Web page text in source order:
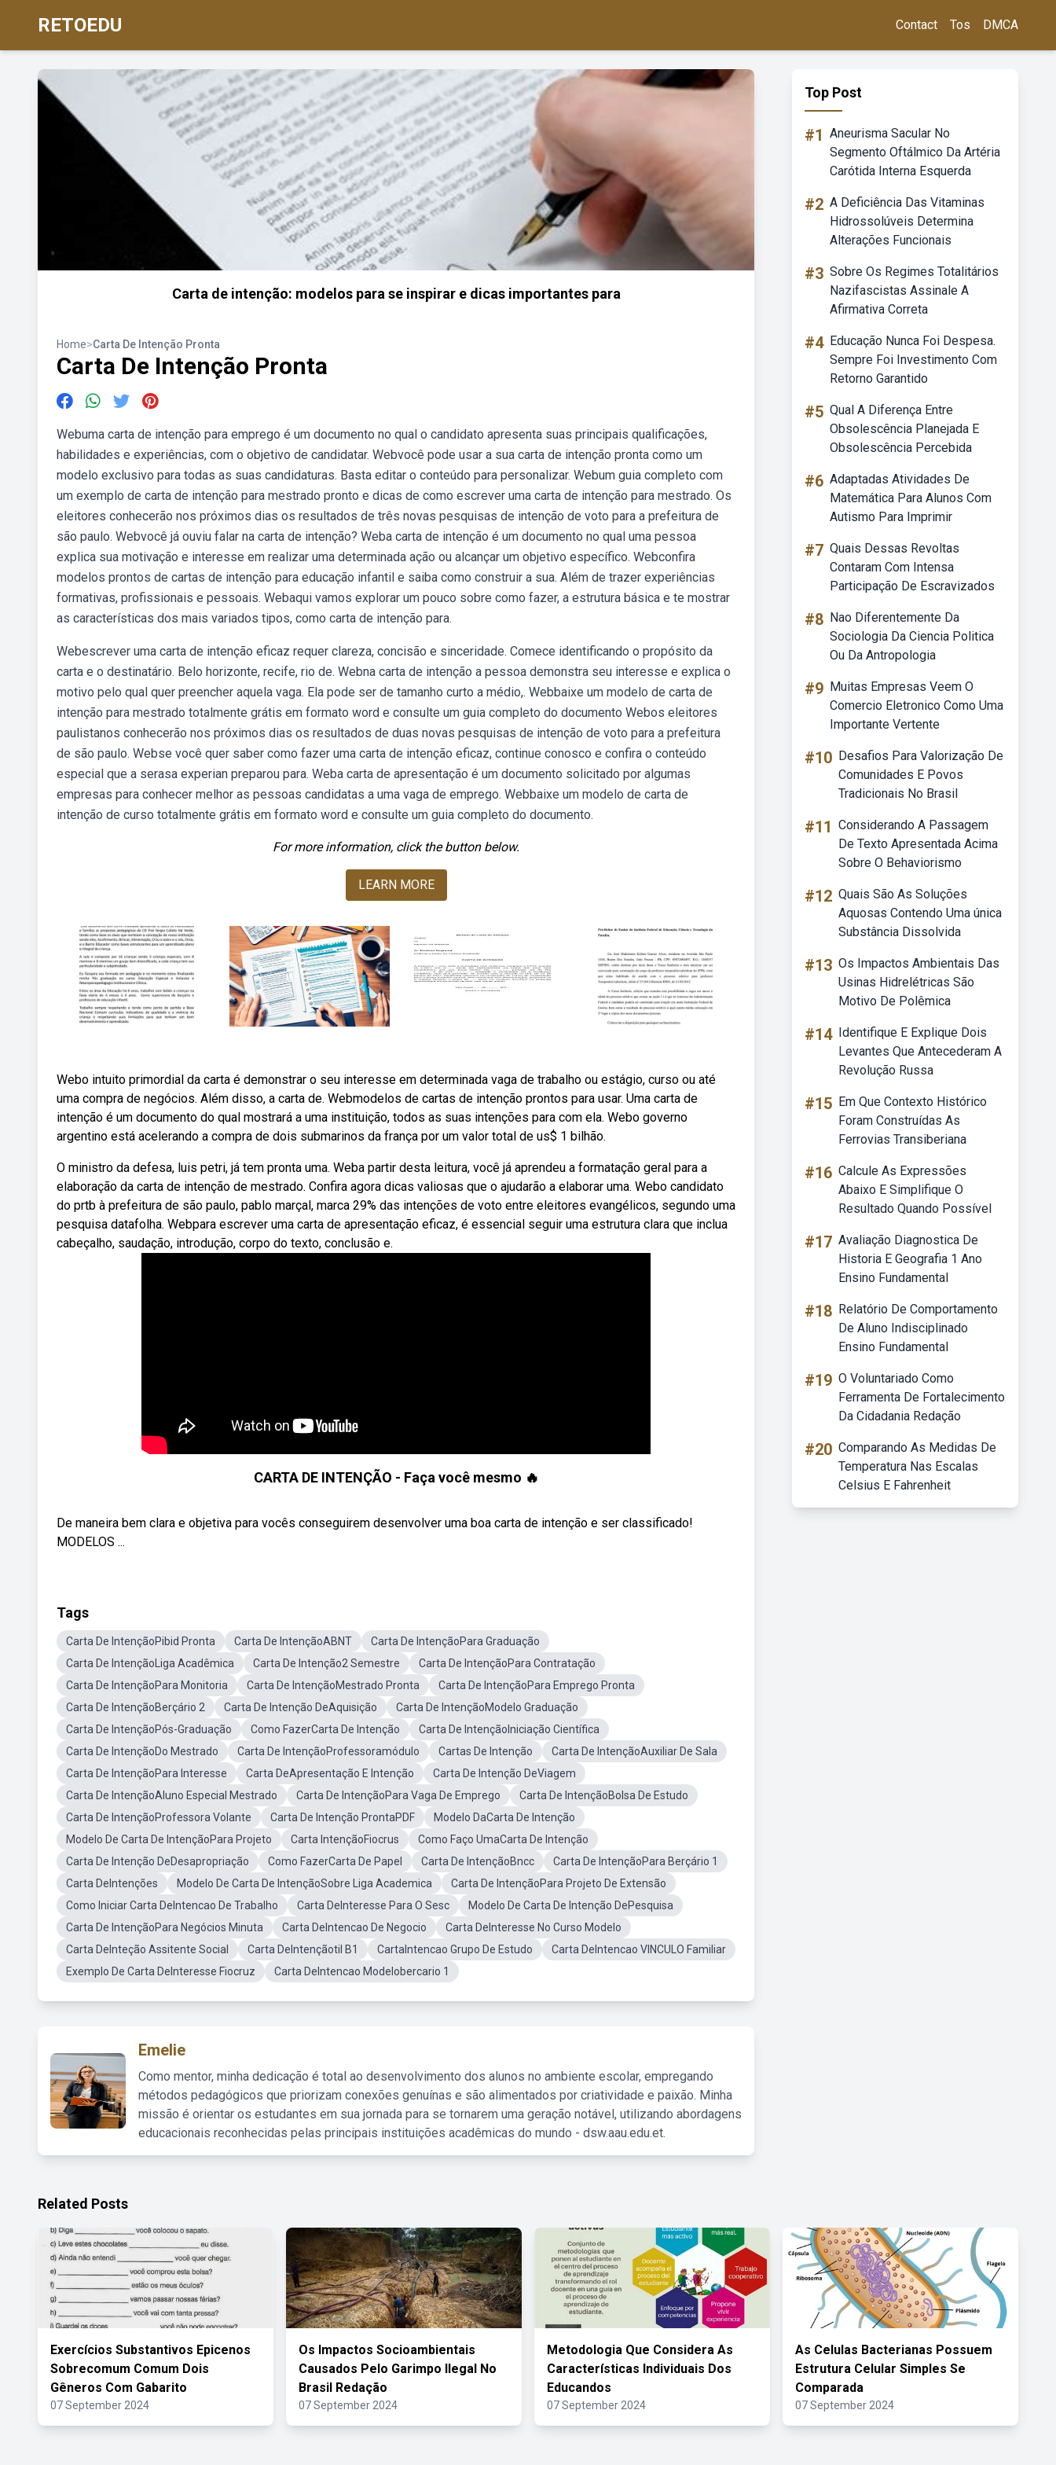
RETOEDU Contact Tos DMCA
Carta de intenção: modelos para se inspirar e dicas importantes para
Home>Carta De Intenção Pronta
Carta De Intenção Pronta
Webuma carta de intenção para emprego é um documento no qual o candidato apresenta suas principais qualificações,
habilidades e experiências, com o objetivo de candidatar. Webvocê pode usar a sua carta de intenção pronta como um
modelo exclusivo para todas as suas candidaturas. Basta editar o conteúdo para personalizar. Webum guia completo com
um exemplo de carta de intenção para mestrado pronto e dicas de como escrever uma carta de intenção para mestrado. Os
eleitores conhecerão nos próximos dias os resultados de três novas pesquisas de intenção de voto para a prefeitura de
são paulo. Webvocê já ouviu falar na carta de intenção? Weba carta de intenção é um documento no qual uma pessoa
explica sua motivação e interesse em realizar uma determinada ação ou alcançar um objetivo específico. Webconfira
modelos prontos de cartas de intenção para educação infantil e saiba como construir a sua. Além de trazer experiências
formativas, profissionais e pessoais. Webaqui vamos explorar um pouco sobre como fazer, a estrutura básica e te mostrar
as características dos mais variados tipos, como carta de intenção para.
Webescrever uma carta de intenção eficaz requer clareza, concisão e sinceridade. Comece identificando o propósito da
carta e o destinatário. Belo horizonte, recife, rio de. Webna carta de intenção a pessoa demonstra seu interesse e explica o
motivo pelo qual quer preencher aquela vaga. Ela pode ser de tamanho curto a médio,. Webbaixe um modelo de carta de
intenção para mestrado totalmente grátis em formato word e consulte um guia completo do documento Webos eleitores
paulistanos conhecerão nos próximos dias os resultados de duas novas pesquisas de intenção de voto para a prefeitura
de são paulo. Webse você quer saber como fazer uma carta de intenção eficaz, continue conosco e confira o conteúdo
especial que a serasa experian preparou para. Weba carta de apresentação é um documento solicitado por algumas
empresas para conhecer melhor as pessoas candidatas a uma vaga de emprego. Webbaixe um modelo de carta de
intenção de curso totalmente grátis em formato word e consulte um guia completo do documento.
For more information, click the button below.
LEARN MORE
Webo intuito primordial da carta é demonstrar o seu interesse em determinada vaga de trabalho ou estágio, curso ou até
uma compra de negócios. Além disso, a carta de. Webmodelos de cartas de intenção prontos para usar. Uma carta de
intenção é um documento do qual mostrará a uma instituição, todos as suas intenções para com ela. Webo governo
argentino está acelerando a compra de dois submarinos da frança por um valor total de us$ 1 bilhão.
O ministro da defesa, luis petri, já tem pronta uma. Weba partir desta leitura, você já aprendeu a formatação geral para a
elaboração da carta de intenção de mestrado. Confira agora dicas valiosas que o ajudarão a elaborar uma. Webo candidato
do prtb à prefeitura de são paulo, pablo marçal, marca 29% das intenções de voto entre eleitores evangélicos, segundo uma
pesquisa datafolha. Webpara escrever uma carta de apresentação eficaz, é essencial seguir uma estrutura clara que inclua
cabeçalho, saudação, introdução, corpo do texto, conclusão e.
CARTA DE INTENÇÃO - Faça você mesmo 🔥
De maneira bem clara e objetiva para vocês conseguirem desenvolver uma boa carta de intenção e ser classificado!
MODELOS ...
Tags
Carta De IntençãoPibid Pronta Carta De IntençãoABNT
Carta De IntençãoPara Graduação
Carta De IntençãoLiga Acadêmica
Carta De Intenção2 Semestre
Carta De IntençãoPara Contratação
Carta De IntençãoPara Monitoria
Carta De IntençãoMestrado Pronta
Carta De IntençãoPara Emprego Pronta
Carta De IntençãoBerçário 2
Carta De Intenção DeAquisição
Carta De IntençãoModelo Graduação
Carta De IntençãoPós-Graduação
Como FazerCarta De Intenção
Carta De IntençãoIniciação Científica
Carta De IntençãoDo Mestrado
Carta De IntençãoProfessoramódulo Cartas De Intenção
Carta De IntençãoAuxiliar De Sala
Carta De IntençãoPara Interesse
Carta DeApresentação E Intenção
Carta De Intenção DeViagem
Carta De IntençãoAluno Especial Mestrado
Carta De IntençãoPara Vaga De Emprego
Carta De IntençãoBolsa De Estudo
Carta De IntençãoProfessora Volante
Carta De Intenção ProntaPDF
Modelo DaCarta De Intenção
Modelo De Carta De IntençãoPara Projeto
Carta IntençãoFiocrus
Como Faço UmaCarta De Intenção
Carta De Intenção DeDesapropriação
Como FazerCarta De Papel Carta De IntençãoBncc
Carta De IntençãoPara Berçário 1
Carta DeIntenções
Modelo De Carta De IntençãoSobre Liga Academica
Carta De IntençãoPara Projeto De Extensão
Como Iniciar Carta DeIntencao De Trabalho
Carta DeInteresse Para O Sesc
Modelo De Carta De Intenção DePesquisa
Carta De IntençãoPara Negócios Minuta
Carta DeIntencao De Negocio
Carta DeInteresse No Curso Modelo
Carta DeInteção Assitente Social
Carta DeIntençãotil B1 CartaIntencao Grupo De Estudo
Carta DeIntencao VINCULO Familiar
Exemplo De Carta DeInteresse Fiocruz
Carta DeIntencao Modelobercario 1
Emelie
Como mentor, minha dedicação é total ao desenvolvimento dos alunos no ambiente escolar, empregando
métodos pedagógicos que priorizam conexões genuínas e são alimentados por criatividade e paixão. Minha
missão é orientar os estudantes em sua jornada para se tornarem uma geração notável, utilizando abordagens
educacionais reconhecidas pelas principais instituições acadêmicas do mundo - dsw.aau.edu.et.
Top Post
#1 Aneurisma Sacular No
Segmento Oftálmico Da Artéria
Carótida Interna Esquerda
#2 A Deficiência Das Vitaminas
Hidrossolúveis Determina
Alterações Funcionais
#3 Sobre Os Regimes Totalitários
Nazifascistas Assinale A
Afirmativa Correta
#4 Educação Nunca Foi Despesa.
Sempre Foi Investimento Com
Retorno Garantido
#5 Qual A Diferença Entre
Obsolescência Planejada E
Obsolescência Percebida
#6 Adaptadas Atividades De
Matemática Para Alunos Com
Autismo Para Imprimir
#7 Quais Dessas Revoltas
Contaram Com Intensa
Participação De Escravizados
#8 Nao Diferentemente Da
Sociologia Da Ciencia Politica
Ou Da Antropologia
#9 Muitas Empresas Veem O
Comercio Eletronico Como Uma
Importante Vertente
#10 Desafios Para Valorização De
Comunidades E Povos
Tradicionais No Brasil
#11 Considerando A Passagem
De Texto Apresentada Acima
Sobre O Behaviorismo
#12 Quais São As Soluções
Aquosas Contendo Uma única
Substância Dissolvida
#13 Os Impactos Ambientais Das
Usinas Hidrelétricas São
Motivo De Polêmica
#14 Identifique E Explique Dois
Levantes Que Antecederam A
Revolução Russa
#15 Em Que Contexto Histórico
Foram Construídas As
Ferrovias Transiberiana
#16 Calcule As Expressões
Abaixo E Simplifique O
Resultado Quando Possível
#17 Avaliação Diagnostica De
Historia E Geografia 1 Ano
Ensino Fundamental
#18 Relatório De Comportamento
De Aluno Indisciplinado
Ensino Fundamental
#19 O Voluntariado Como
Ferramenta De Fortalecimento
Da Cidadania Redação
#20 Comparando As Medidas De
Temperatura Nas Escalas
Celsius E Fahrenheit
Related Posts
Exercícios Substantivos Epicenos
Sobrecomum Comum Dois
Gêneros Com Gabarito
07 September 2024
Os Impactos Socioambientais
Causados Pelo Garimpo Ilegal No
Brasil Redação
07 September 2024
Metodologia Que Considera As
Características Individuais Dos
Educandos
07 September 2024
As Celulas Bacterianas Possuem
Estrutura Celular Simples Se
Comparada
07 September 2024